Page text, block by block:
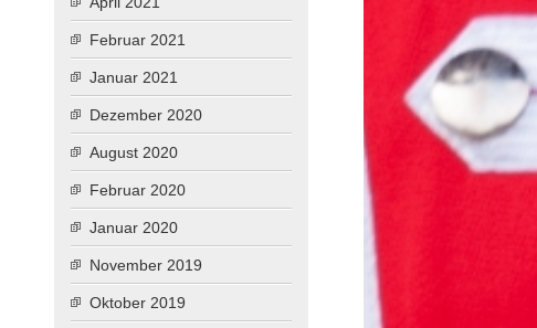
Februar 2021
Januar 2021
Dezember 2020
August 2020
Februar 2020
Januar 2020
November 2019
Oktober 2019